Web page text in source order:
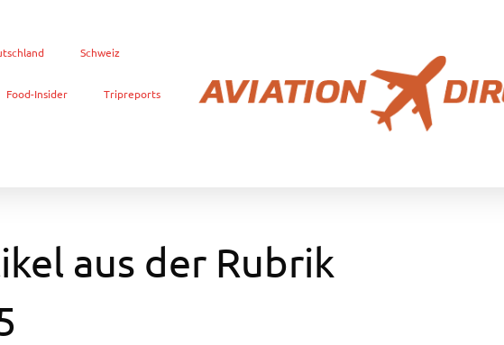
Schweiz
Food-Insider Tripreports
aus der Rubrik